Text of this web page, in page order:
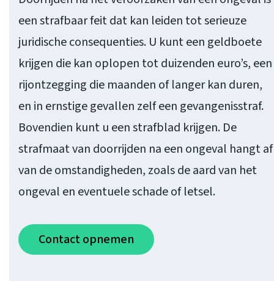
een strafbaar feit dat kan leiden tot serieuze
juridische consequenties. U kunt een geldboete
krijgen die kan oplopen tot duizenden euro’s, een
rijontzegging die maanden of langer kan duren,
en in ernstige gevallen zelf een gevangenisstraf.
Bovendien kunt u een strafblad krijgen. De
strafmaat van doorrijden na een ongeval hangt af
van de omstandigheden, zoals de aard van het
ongeval en eventuele schade of letsel.
Contact opnemen